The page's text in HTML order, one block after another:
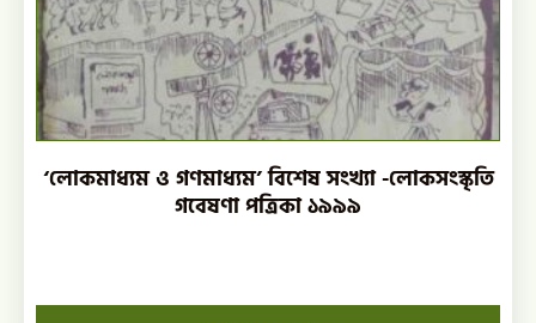
‘লোকমাধ্যম ও গণমাধ্যম’ বিশেষ সংখ্যা -লোকসংস্কৃতি
গবেষণা পত্রিকা ১৯৯৯